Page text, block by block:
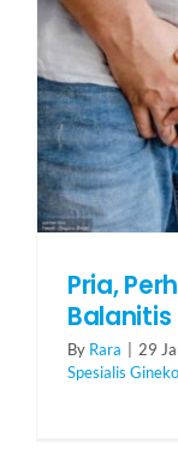
Pria,
Balanitis
By Rara 29
Spesialis